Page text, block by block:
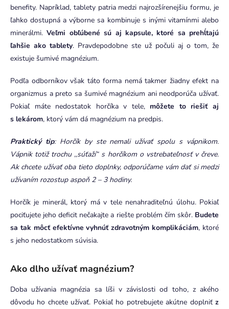
benefity. Napríklad, tablety patria medzi najrozšírenejšiu formu, je
ľahko dostupná a výborne sa kombinuje s inými vitamínmi alebo
minerálmi.Veľmi obľúbené sú aj kapsule, ktoré sa prehĺtajú
ľahšie ako tablety. Pravdepodobne ste už počuli aj o tom, že
existuje šumivé magnézium.
Podľa odborníkov však táto forma nemá takmer žiadny efekt na
organizmus a preto sa šumivé magnézium ani neodporúča užívať.
Pokiaľ máte nedostatok horčíka v tele, môžete to riešiť aj
s lekárom, ktorý vám dá magnézium na predpis.
Praktický tip: Horčík by ste nemali užívať spolu s vápnikom.
Vápnik totiž trochu ,,súťaží“ s horčíkom o vstrebateľnosť v čreve.
Ak chcete užívať oba tieto doplnky, odporúčame vám dať si medzi
užívaním rozostup aspoň 2 – 3 hodiny.
Horčík je minerál, ktorý má v tele nenahraditeľnú úlohu. Pokiaľ
pociťujete jeho deficit nečakajte a riešte problém čím skôr. Budete
sa tak môcť efektívne vyhnúť zdravotným komplikáciám, ktoré
s jeho nedostatkom súvisia.
Ako dlho užívať magnézium?
Doba užívania magnézia sa líši v závislosti od toho, z akého
dôvodu ho chcete užívať. Pokiaľ ho potrebujete akútne doplniť z